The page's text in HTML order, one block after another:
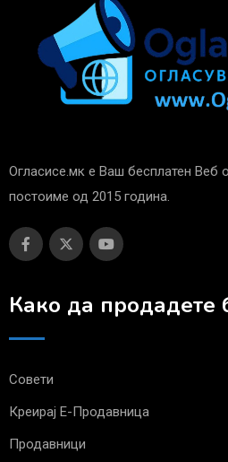
Огласисе.мк е Ваш бесплатен Веб
постоиме од 2015 година.
Како да продадете
Совети
Креирај Е-Продавница
Продавници